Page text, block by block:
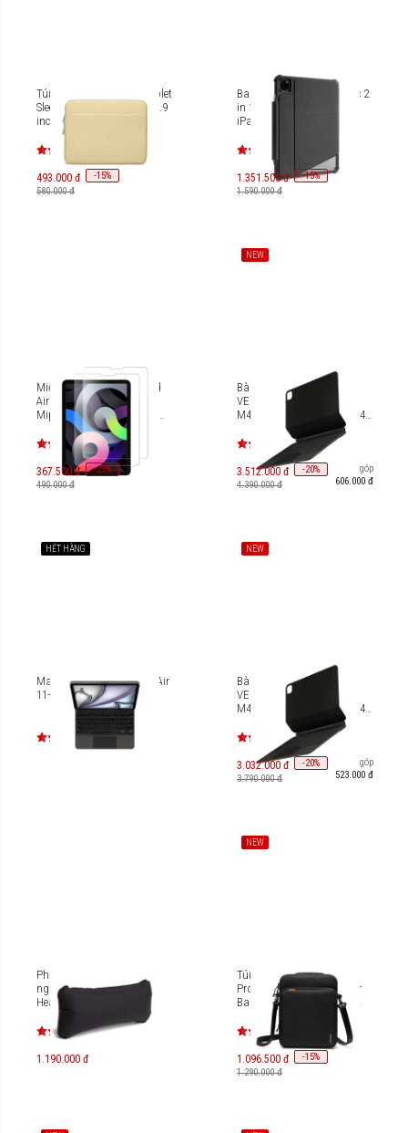
Túi chống sốc Tomtoc Tablet
Sleeve Bag for iPad Pro 12.9
inches A18B3
493.000 đ -15%
580.000 đ
Bao da chống sốc Tomtoc 2
in 1 Ultra Detachable for
iPad Pro 11-inch M1/M2
1.351.500 đ -15%
1.590.000 đ
Miếng dán cường lực iPad
Air 4/ iPad Pro 11 Inch
Mipow Kingbull Premium
HD BJ204D/BJ204A
367.500 đ -25%
490.000 đ
NEW
Bàn phím từ tính UNIQ
VENNO PRO IPAD PRO 13"
M4 (2024) [UNIQ-PDP13(M4)-
3.512.000 đ -20%
4.390.000 đ
Trả góp
606.000 đ
HẾT HÀNG
Magic Keyboard for iPad Air
11-inch (M3) - US English
NEW
Bàn phím từ tính UNIQ
VENNO PRO IPAD PRO 11"
M4 (2024) [UNIQ-PDP11(M4)-
3.032.000 đ -20%
3.790.000 đ
Trả góp
523.000 đ
Phụ kiện gối hơi ghế dã
ngoại Helinox Air + Foam
Headrest SP001131
1.190.000 đ
NEW
Túi chống sốc Tomtoc 360
Protection Tablet Shoulder
Bag For iPad Pro 11 inch
H13-A01/H13A1
1.096.500 đ -15%
1.290.000 đ